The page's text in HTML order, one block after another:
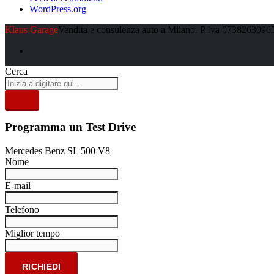
WordPress.org
Klaus GarageVendita e consulenza auto a Milano. P Iva
Cerca
Programma un Test Drive
Mercedes Benz SL 500 V8
Nome
E-mail
Telefono
Miglior tempo
RICHIEDI